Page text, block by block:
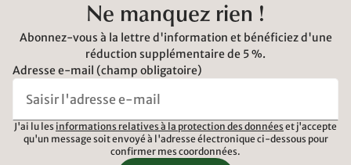
Ne manquez rien !
Abonnez-vous à la lettre d'information et bénéficiez d'une
réduction supplémentaire de 5 %.
Adresse e-mail (champ obligatoire)
J'ai lu les informations relatives à la protection des données et j'accepte
qu'un message soit envoyé à l'adresse électronique ci-dessous pour
confirmer mes coordonnées.